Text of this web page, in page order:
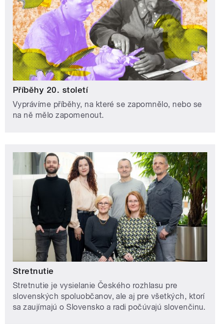
Příběhy 20. století
Vyprávíme příběhy, na které se zapomnělo, nebo se
na ně mělo zapomenout.
Stretnutie
Stretnutie je vysielanie Českého rozhlasu pre
slovenských spoluobčanov, ale aj pre všetkých, ktorí
sa zaujímajú o Slovensko a radi počúvajú slovenčinu.